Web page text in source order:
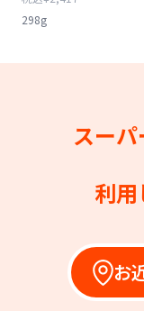
298g
スー
利用
お